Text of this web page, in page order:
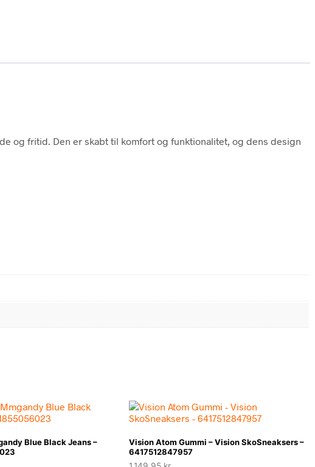
og fritid. Den er skabt til komfort og funktionalitet, og dens design
Blue Black Jeans –
Vision Atom Gummi – Vision SkoSneaksers –
6417512847957